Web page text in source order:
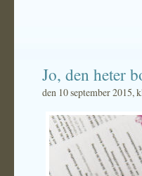
Jo, den heter
den 10 september 2015,